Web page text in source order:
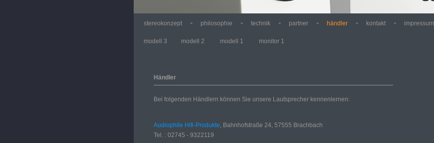
stereokonzept - philosophie - technik - partner - händler - kontakt - impressum
modell 3 modell 2 modell 1 monitor 1
Händler
Bei folgenden Händlern können Sie unsere Lautsprecher kennenlernen:
Audiophile Hifi-Produkte, Bahnhofstraße 24, 57555 Brachbach
Tel. : 02745 - 9322119